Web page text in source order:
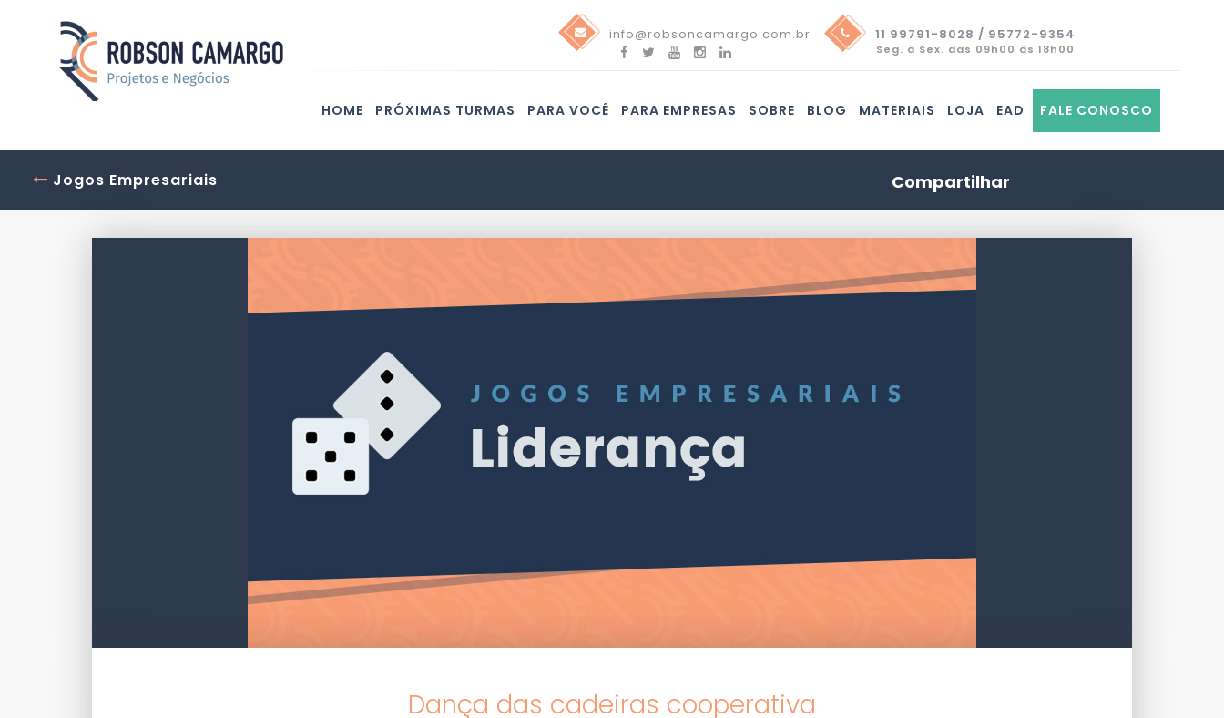
info@robsoncamargo.com.br 11 99791-8028 / 95772-9354
Seg. à Sex. das 09h00 às 18h00
HOME PRÓXIMAS TURMAS PARA VOCÊ PARA EMPRESAS SOBRE BLOG MATERIAIS LOJA EAD FALE CONOSCO
Jogos Empresariais Compartilhar
Dança das cadeiras cooperativa